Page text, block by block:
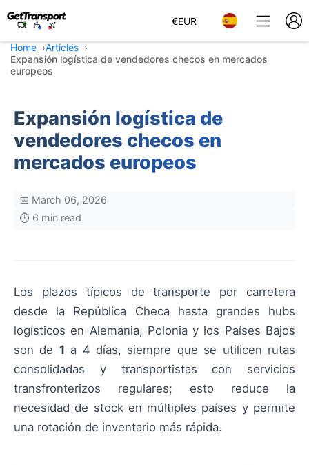
€EUR
Home
Articles
Expansión logística de vendedores checos en mercados
europeos
Expansión logística de
vendedores checos en
mercados europeos
📅 March 06, 2026
⏱️ 6 min read
Los plazos típicos de transporte por carretera
desde la República Checa hasta grandes hubs
logísticos en Alemania, Polonia y los Países Bajos
son de 1 a 4 días, siempre que se utilicen rutas
consolidadas y transportistas con servicios
transfronterizos regulares; esto reduce la
necesidad de stock en múltiples países y permite
una rotación de inventario más rápida.